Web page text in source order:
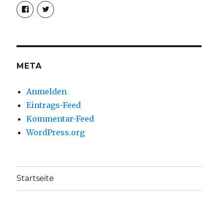
Profil
von
christoph.fleischer1
anzeigen
Profil
von
anzeigen
META
Anmelden
Eintrags-Feed
Kommentar-Feed
WordPress.org
Startseite